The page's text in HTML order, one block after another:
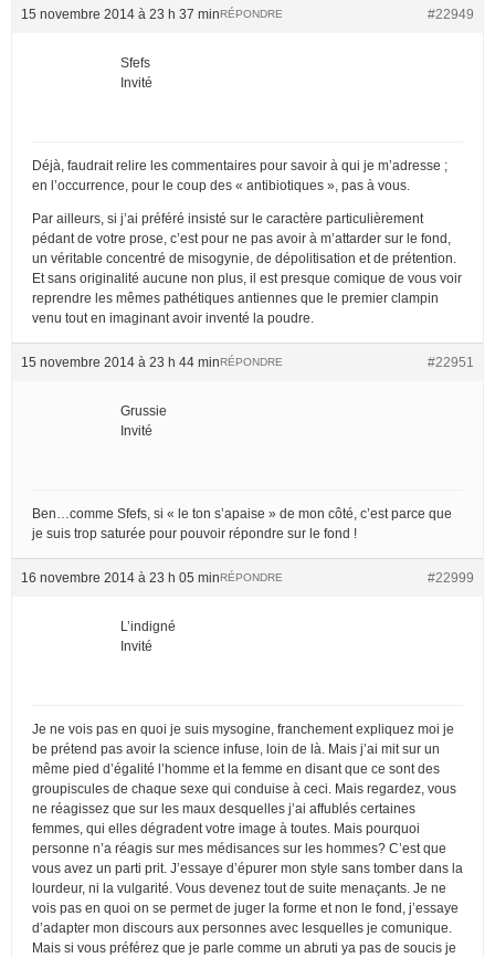
15 novembre 2014 à 23 h 37 min #22949
RÉPONDRE
Sfefs
Invité
Déjà, faudrait relire les commentaires pour savoir à qui je m’adresse ;
en l’occurrence, pour le coup des « antibiotiques », pas à vous.
Par ailleurs, si j’ai préféré insisté sur le caractère particulièrement
pédant de votre prose, c’est pour ne pas avoir à m’attarder sur le fond,
un véritable concentré de misogynie, de dépolitisation et de prétention.
Et sans originalité aucune non plus, il est presque comique de vous voir
reprendre les mêmes pathétiques antiennes que le premier clampin
venu tout en imaginant avoir inventé la poudre.
15 novembre 2014 à 23 h 44 min #22951
RÉPONDRE
Grussie
Invité
Ben…comme Sfefs, si « le ton s’apaise » de mon côté, c’est parce que
je suis trop saturée pour pouvoir répondre sur le fond !
16 novembre 2014 à 23 h 05 min #22999
RÉPONDRE
L’indigné
Invité
Je ne vois pas en quoi je suis mysogine, franchement expliquez moi je
be prétend pas avoir la science infuse, loin de là. Mais j’ai mit sur un
même pied d’égalité l’homme et la femme en disant que ce sont des
groupiscules de chaque sexe qui conduise à ceci. Mais regardez, vous
ne réagissez que sur les maux desquelles j’ai affublés certaines
femmes, qui elles dégradent votre image à toutes. Mais pourquoi
personne n’a réagis sur mes médisances sur les hommes? C’est que
vous avez un parti prit. J’essaye d’épurer mon style sans tomber dans la
lourdeur, ni la vulgarité. Vous devenez tout de suite menaçants. Je ne
vois pas en quoi on se permet de juger la forme et non le fond, j’essaye
d’adapter mon discours aux personnes avec lesquelles je comunique.
Mais si vous préférez que je parle comme un abruti ya pas de soucis je